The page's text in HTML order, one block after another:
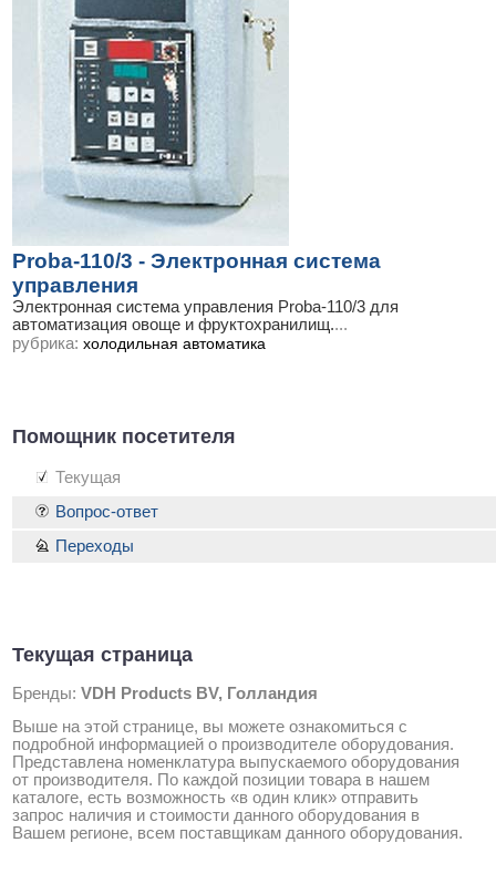
Proba-110/3 - Электронная система
управления
Электронная система управления Proba-110/3 для
автоматизация овоще и фруктохранилищ....
рубрика: холодильная автоматика
Помощник посетителя
Текущая
Текущая страница
Бренды: VDH Products BV, Голландия
Выше на этой странице, вы можете ознакомиться с
подробной информацией о производителе оборудования.
Представлена номенклатура выпускаемого оборудования
от производителя. По каждой позиции товара в нашем
каталоге, есть возможность «в один клик» отправить
запрос наличия и стоимости данного оборудования в
Вашем регионе, всем поставщикам данного оборудования.
Вопрос-ответ
Переходы